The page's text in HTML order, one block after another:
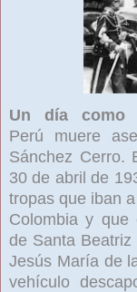
Un día
Perú
muere
Sánchez Cerro.
30 de abril de
tropas que iban
Colombia y que
de Santa
Jesús María de
vehículo